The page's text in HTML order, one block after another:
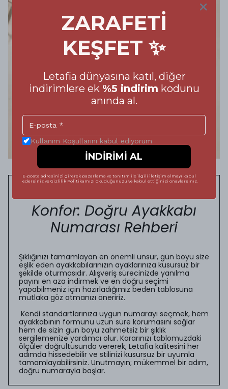
Adımlarınızda Kusursuz
Konfor: Doğru Ayakkabı
Numarası Rehberi
Şıklığınızı tamamlayan en önemli unsur, gün boyu size
eşlik eden ayakkabılarınızın ayaklarınıza kusursuz bir
şekilde oturmasıdır. Alışveriş sürecinizde yanılma
payını en aza indirmek ve en doğru seçimi
yapabilmeniz için hazırladığımız beden tablosuna
mutlaka göz atmanızı öneririz.
Kendi standartlarınıza uygun numarayı seçmek, hem
ayakkabının formunu uzun süre korumasını sağlar
hem de sizin gün boyu zahmetsiz bir şıklık
sergilemenize yardımcı olur. Kararınızı tablomuzdaki
ölçüler doğrultusunda vererek, Letafia kalitesini her
adımda hissedebilir ve stilinizi kusursuz bir uyumla
tamamlayabilirsiniz. Unutmayın; mükemmel bir adım,
doğru numarayla başlar.
ZARAFETİ
KEŞFET ✨
Letafia dünyasına katıl, diğer
indirimlere ek %5 indirim kodunu
anında al.
Kullanım Koşullarını kabul ediyorum
İNDİRİMİ AL
E-posta adresinizi girerek pazarlama ve tanıtım ile ilgili iletişim almayı kabul
edersiniz ve Gizlilik Politikamızı okuduğunuzu ve kabul ettiğinizi onaylarsınız.